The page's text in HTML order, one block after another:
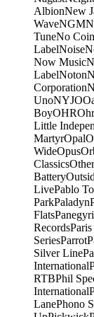
AlbionNew
WaveNGM
TuneNo
LabelNoise
Now Music
LabelNoton
Corporation
UnoNYJO
BoyOHR
Little
MartyrOpal
WideOpus
Classics
Battery
LivePablo
ParkPaladyn
Flats
Records
SeriesParrot
Silver Line
International
RTBPhil
International
LanePhono